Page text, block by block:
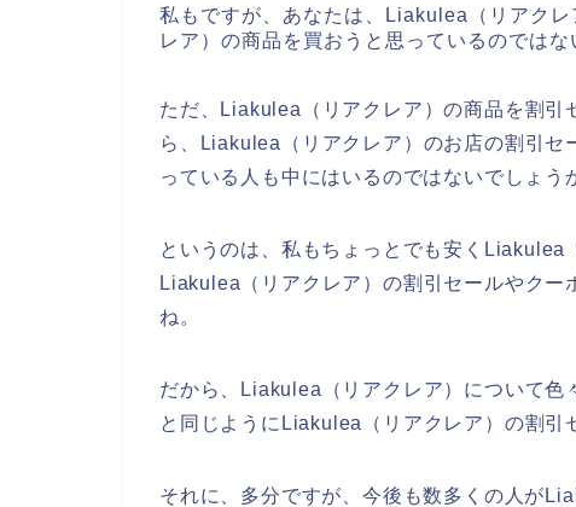
私もですが、あなたは、Liakulea（リアク
レア）の商品を買おうと思っているのではな
ただ、Liakulea（リアクレア）の商品を割引
ら、Liakulea（リアクレア）のお店の割引セ
っている人も中にはいるのではないでしょう
というのは、私もちょっとでも安くLiakulea
Liakulea（リアクレア）の割引セールやクー
ね。
だから、Liakulea（リアクレア）について色
と同じようにLiakulea（リアクレア）の割引
それに、多分ですが、今後も数多くの人が